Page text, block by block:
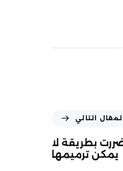
المقال التالي
بطريقة لا
يمكن ترميمها